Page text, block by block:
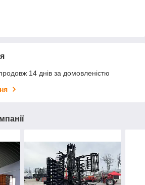
14 днів за домовленістю